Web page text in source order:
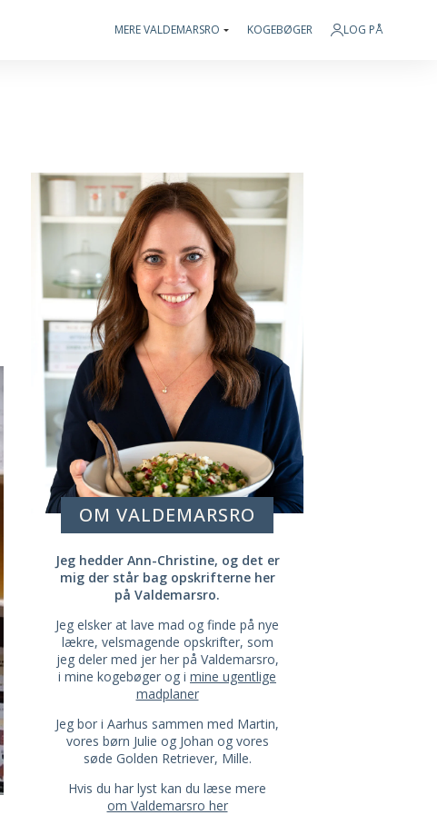
MERE VALDEMARSRO KOGEBØGER LOG PÅ
OM VALDEMARSRO
Jeg hedder Ann-Christine, og det er
mig der står bag opskrifterne her
på Valdemarsro.
Jeg elsker at lave mad og finde på nye
lækre, velsmagende opskrifter, som
jeg deler med jer her på Valdemarsro,
i mine kogebøger og i mine ugentlige
madplaner
Jeg bor i Aarhus sammen med Martin,
vores børn Julie og Johan og vores
søde Golden Retriever, Mille.
Hvis du har lyst kan du læse mere
om Valdemarsro her